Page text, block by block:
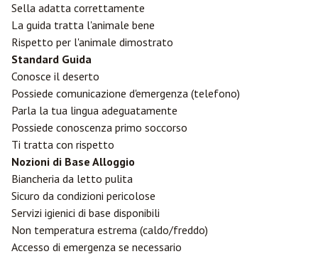
Sella adatta correttamente
La guida tratta l'animale bene
Rispetto per l'animale dimostrato
Standard Guida
Conosce il deserto
Possiede comunicazione d'emergenza (telefono)
Parla la tua lingua adeguatamente
Possiede conoscenza primo soccorso
Ti tratta con rispetto
Nozioni di Base Alloggio
Biancheria da letto pulita
Sicuro da condizioni pericolose
Servizi igienici di base disponibili
Non temperatura estrema (caldo/freddo)
Accesso di emergenza se necessario